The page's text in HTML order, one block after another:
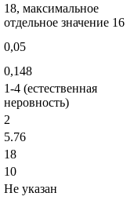
18, максимальное
отдельное значение 16
0,05
0,148
1-4 (естественная
неровность)
2
5.76
18
10
Не указан